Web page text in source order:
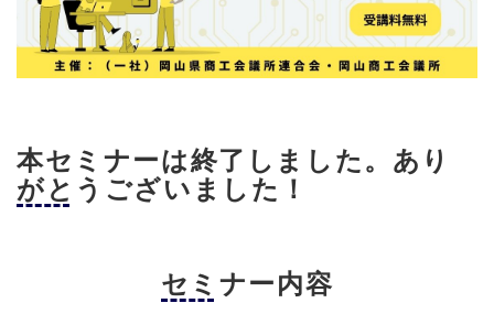
本セミナーは終了しました。あり
がとうございました！
セミナー内容